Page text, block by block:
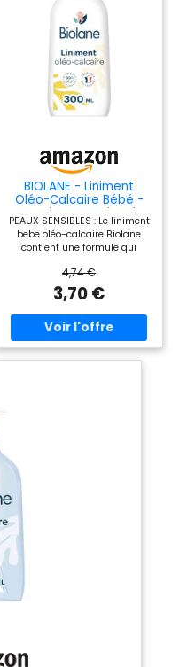
BIOLANE - Liniment
Oléo-Calcaire Bébé -
Nettoie et protège le
siège - 300ml
PEAUX SENSIBLES : Le liniment
bebe oléo-calcaire Biolane
contient une formule qui
sensibles. Il combine douceur
et pureté, il respecte la peau
de votre bébé et protège son
siège au quotidien.
L'utilisation du liniment
permet de prévenir
l'apparition des rougeurs et de
pureté du produit et le bien-
bebe Biolane nettoie la peau
nourrie, protégée et soignée
liniment oléo-calcaire Biolane
contribue à l’hygiène de votre
convient à toutes types de
4,74 €
3,70 €